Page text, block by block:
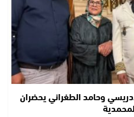
وحامد الطغراني يحضران